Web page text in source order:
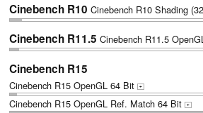
Cinebench R10 Cinebench R10 Shading
Cinebench R11.5 Cinebench R11.5
Cinebench R15
Cinebench R15 OpenGL 64 Bit +
Cinebench R15 OpenGL Ref. Match 64 Bit +